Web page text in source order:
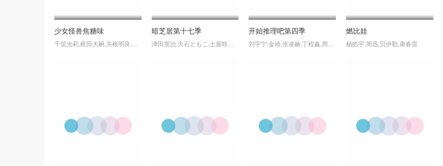
少女怪兽焦糖味
千贺光莉,梶田大嗣,关根明良,白石晴香,三石琴乃,小西克幸,松井惠理子
暗芝居第十七季
津田宽治,大石ともこ,土屋咲登子,篠田谅,白川礼,/新纳敏正,三宅美羽,中村朱里,山根馅,五郎丸莉菜,花谷聪亮,拓也,翔司
开始推理吧第四季
刘宇宁,金靖,张凌赫,丁程鑫,周柯宇
燃比娃
杨皓宇,周迅,贝伊勒,康春雷